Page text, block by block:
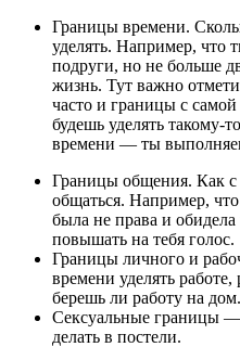
Границы времени.
уделять. Например, что
подруги, но не больше
жизнь. Тут важно
часто и границы с
будешь уделять такому-
времени ― ты
Границы общения. Как
общаться. Например,
была не права и
повышать на тебя голос.
Границы личного и
времени уделять
берешь ли работу на дом.
Сексуальные границы ―
делать в постели.